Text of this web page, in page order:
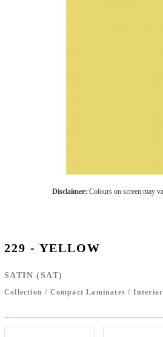
Disclaimer: Colours on screen may
229 - YELLOW
SATIN (SAT)
Collection / Compact Laminates / Interior